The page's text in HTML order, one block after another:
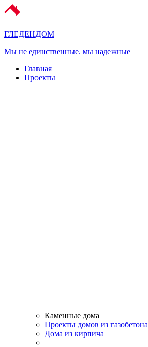
ГЛЕДЕНДОМ
Мы не единственные. мы надежные
Главная
Проекты
Каменные дома
Проекты домов из газобетона
Дома из кирпича